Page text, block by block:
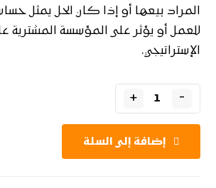
المراد بيعها أو إذا كان الحل يمثل
للعمل أو يؤثر على المؤسسة المشترية
الإستراتيجي.
-
+
إضافة إلى السلة